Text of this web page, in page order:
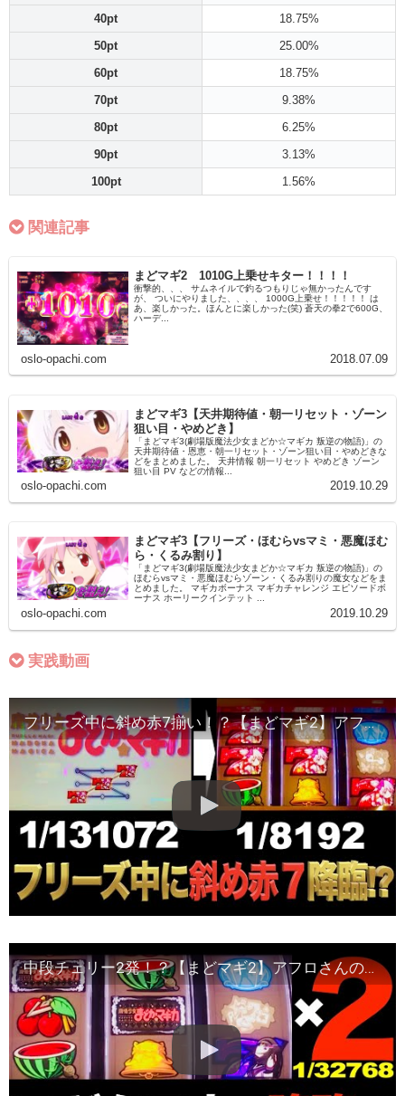
40pt
18.75%
50pt
25.00%
60pt
18.75%
70pt
9.38%
80pt
6.25%
90pt
3.13%
100pt
1.56%
関連記事
まどマギ2 1010G上乗せキター！！！！
衝撃的、、、 サムネイルで釣るつもりじゃ無かったんです
が、 ついにやりました、、、、 1000G上乗せ！！！！！ は
あ、楽しかった。ほんとに楽しかった(笑) 蒼天の拳2で600G、
ハーデ...
oslo-opachi.com 2018.07.09
まどマギ3【天井期待値・朝一リセット・ゾーン
狙い目・やめどき】
「まどマギ3(劇場版魔法少女まどか☆マギカ 叛逆の物語)」の
天井期待値・恩恵・朝一リセット・ゾーン狙い目・やめどきな
どをまとめました。 天井情報 朝一リセット やめどき ゾーン
狙い目 PV などの情報...
oslo-opachi.com 2019.10.29
まどマギ3【フリーズ・ほむらvsマミ・悪魔ほむ
ら・くるみ割り】
「まどマギ3(劇場版魔法少女まどか☆マギカ 叛逆の物語)」の
ほむらvsマミ・悪魔ほむらゾーン・くるみ割りの魔女などをま
とめました。 マギカボーナス マギカチャレンジ エピソードボ
ーナス ホーリークインテット ...
oslo-opachi.com 2019.10.29
実践動画
フリーズ中に斜め赤7揃い！？【まどマギ2】アフロさんの稼働日記#18
中段チェリー2発！？【まどマギ2】アフロさんの稼働日記#22